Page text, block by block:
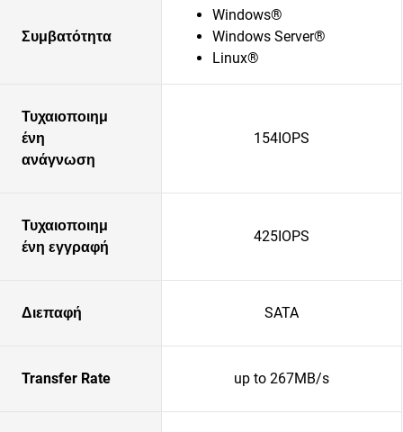
Συμβατότητα
Windows®
Windows Server®
Linux®
Τυχαιοποιημ
ένη
ανάγνωση
154IOPS
Τυχαιοποιημ
ένη εγγραφή
425IOPS
Διεπαφή SATA
Transfer Rate up to 267MB/s